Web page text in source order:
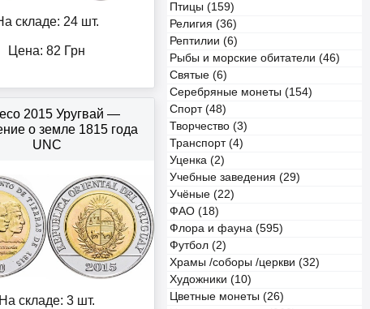
Птицы (159)
Религия (36)
Рептилии (6)
Рыбы и морские обитатели (46)
Святые (6)
Серебряные монеты (154)
Спорт (48)
Творчество (3)
Транспорт (4)
Уценка (2)
Учебные заведения (29)
Учёные (22)
ФАО (18)
Флора и фауна (595)
Футбол (2)
Храмы /соборы /церкви (32)
Художники (10)
Цветные монеты (26)
складе: 24 шт.
Цена:82 Грн
2015 Уругвай —
о земле 1815 года
UNC
На складе: 3 шт.